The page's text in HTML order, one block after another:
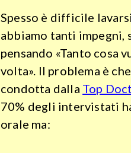
Spesso è difficile
abbiamo tanti impegni,
pensando «Tanto cosa
volta». Il problema è
condotta dalla Top
70% degli intervistati
orale ma: